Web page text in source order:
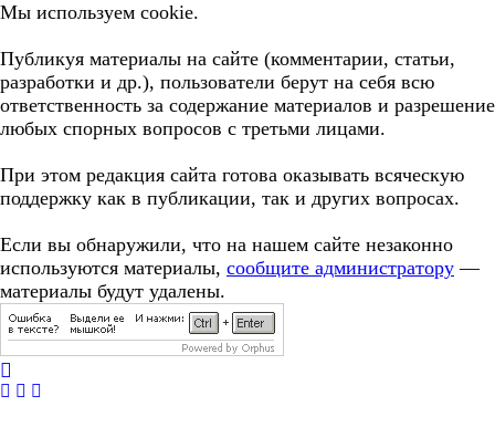
Мы используем cookie.
Публикуя материалы на сайте (комментарии, статьи,
разработки и др.), пользователи берут на себя всю
ответственность за содержание материалов и разрешение
любых спорных вопросов с третьми лицами.
При этом редакция сайта готова оказывать всяческую
поддержку как в публикации, так и других вопросах.
Если вы обнаружили, что на нашем сайте незаконно
используются материалы, сообщите администратору —
материалы будут удалены.